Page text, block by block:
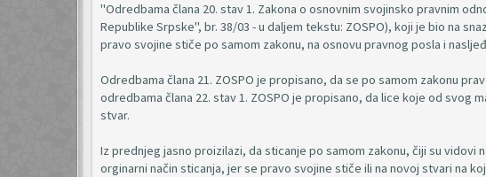
"Odredbama člana 20. stav 1. Zakona o osnovnim svojinsko pravnim
Republike Srpske", br. 38/03 - u daljem tekstu: ZOSPO), koji je bio na
pravo svojine stiče po samom zakonu, na osnovu pravnog posla i
Odredbama člana 21. ZOSPO je propisano, da se po samom zakonu
odredbama člana 22. stav 1. ZOSPO je propisano, da lice koje od svog
stvar.
Iz prednjeg jasno proizilazi, da sticanje po samom zakonu, čiji su vidovi
orginarni način sticanja, jer se pravo svojine stiče ili na novoj stvari na